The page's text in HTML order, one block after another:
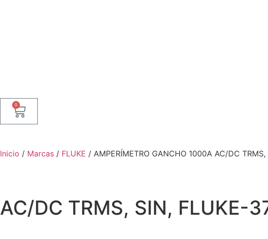
0
Inicio / Marcas / FLUKE / AMPERÍMETRO GANCHO 1000A AC/DC
AC/DC TRMS, SIN, FLUKE-